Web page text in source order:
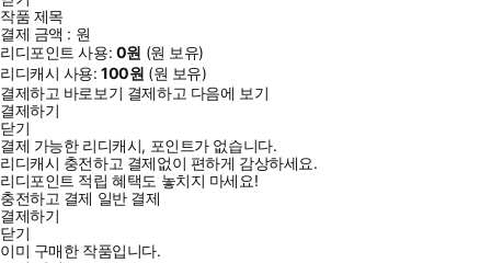
작품 제목
결제 금액 : 원
리디포인트 사용: 0원 (원 보유)
리디캐시 사용:100원 (원 보유)
결제하고 바로보기 결제하고 다음에 보기
결제하기
닫기
결제 가능한 리디캐시, 포인트가 없습니다.
리디캐시 충전하고 결제없이 편하게 감상하세요.
리디포인트 적립 혜택도 놓치지 마세요!
충전하고 결제 일반 결제
결제하기
닫기
이미 구매한 작품입니다.